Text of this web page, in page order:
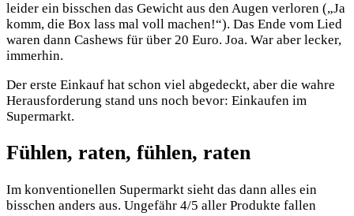
leider ein bisschen das Gewicht aus den Augen verloren („Ja
komm, die Box lass mal voll machen!“). Das Ende vom Lied
waren dann Cashews für über 20 Euro. Joa. War aber lecker,
immerhin.
Der erste Einkauf hat schon viel abgedeckt, aber die wahre
Herausforderung stand uns noch bevor: Einkaufen im
Supermarkt.
Fühlen, raten, fühlen, raten
Im konventionellen Supermarkt sieht das dann alles ein
bisschen anders aus. Ungefähr 4/5 aller Produkte fallen